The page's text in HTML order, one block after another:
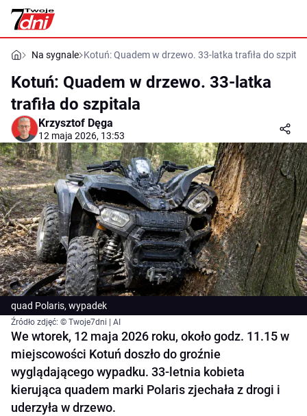
Na sygnale Kotuń: Quadem w drzewo. 33-latka trafiła do
Kotuń: Quadem w drzewo. 33-latka
trafiła do szpitala
Krzysztof Dęga
12 maja 2026, 13:53
quad Polaris, wypadek
Źródło zdjęć: © Twoje7dni | AI
We wtorek, 12 maja 2026 roku, około godz. 11.15 w
miejscowości Kotuń doszło do groźnie
wyglądającego wypadku. 33-letnia kobieta
kierująca quadem marki Polaris zjechała z drogi i
uderzyła w drzewo.